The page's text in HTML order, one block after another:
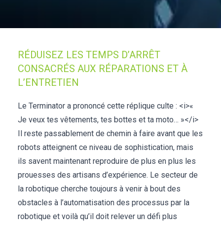
Études
RÉDUISEZ LES TEMPS D’ARRÊT
CONSACRÉS AUX RÉPARATIONS ET À
L’ENTRETIEN
Le Terminator a prononcé cette réplique culte : <i>«
Je veux tes vêtements, tes bottes et ta moto… »</i>
Il reste passablement de chemin à faire avant que les
robots atteignent ce niveau de sophistication, mais
ils savent maintenant reproduire de plus en plus les
prouesses des artisans d’expérience. Le secteur de
la robotique cherche toujours à venir à bout des
obstacles à l’automatisation des processus par la
robotique et voilà qu’il doit relever un défi plus